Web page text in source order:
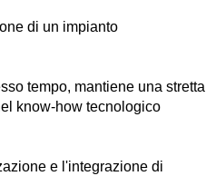
di un impianto
tempo, mantiene una stretta
know-how tecnologico
e l'integrazione di